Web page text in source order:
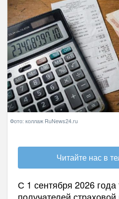
Фото: коллаж RuNews24.ru
Читайте нас в
С 1 сентября 2026 года